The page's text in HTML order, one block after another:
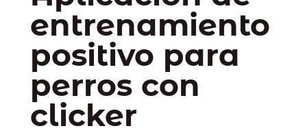
entrenamiento
positivo para
perros con
clicker